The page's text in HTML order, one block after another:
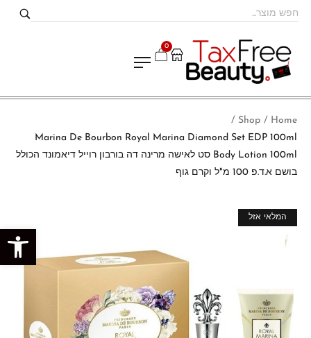
פתח סרגל נגישות
0
Home
/
Shop
/
Marina De Bourbon Royal Marina Diamond Set EDP 100ml
Body Lotion 100ml סט לאישה מרינה דה בורבון רוייל דיאמונד הכולל
בושם א.ד.פ 100 מ"ל וקרם גוף
מבצע!
המלאי אזל